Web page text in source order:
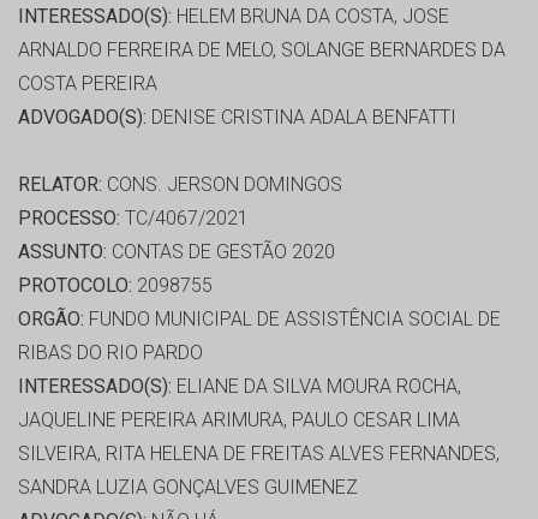
INTERESSADO(S): HELEM BRUNA DA COSTA, JOSE
ARNALDO FERREIRA DE MELO, SOLANGE BERNARDES DA
COSTA PEREIRA
ADVOGADO(S): DENISE CRISTINA ADALA BENFATTI
RELATOR: CONS. JERSON DOMINGOS
PROCESSO: TC/4067/2021
ASSUNTO: CONTAS DE GESTÃO 2020
PROTOCOLO: 2098755
ORGÃO: FUNDO MUNICIPAL DE ASSISTÊNCIA SOCIAL DE
RIBAS DO RIO PARDO
INTERESSADO(S): ELIANE DA SILVA MOURA ROCHA,
JAQUELINE PEREIRA ARIMURA, PAULO CESAR LIMA
SILVEIRA, RITA HELENA DE FREITAS ALVES FERNANDES,
SANDRA LUZIA GONÇALVES GUIMENEZ